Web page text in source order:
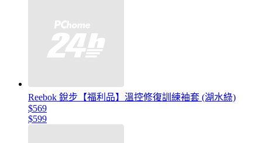
Reebok 銳步【福利品】溫控修復訓練袖套 (湖水綠)
$569
$599